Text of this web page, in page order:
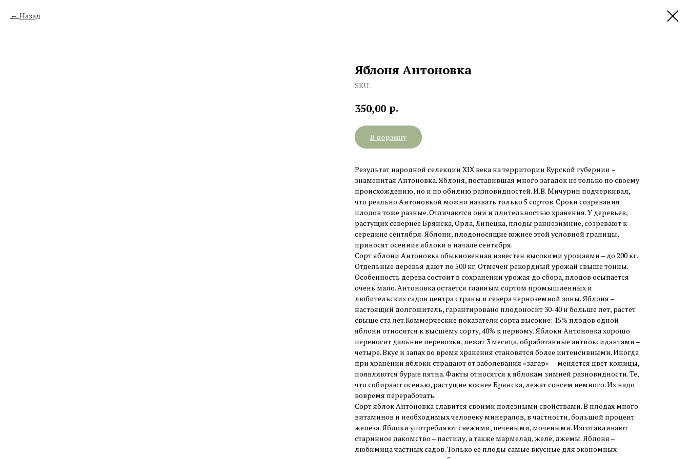
Назад
Яблоня Антоновка
SKU:
350,00 р.
В корзину
Результат народной селекции XIX века на территории Курской губернии –
знаменитая Антоновка. Яблоня, поставившая много загадок не только по своему
происхождению, но и по обилию разновидностей. И.В. Мичурин подчеркивал,
что реально Антоновкой можно назвать только 5 сортов. Сроки созревания
плодов тоже разные. Отличаются они и длительностью хранения. У деревьев,
растущих севернее Брянска, Орла, Липецка, плоды раннезимние, созревают к
середине сентября. Яблони, плодоносящие южнее этой условной границы,
приносят осенние яблоки в начале сентября.
Сорт яблони Антоновка обыкновенная известен высокими урожаями – до 200 кг.
Отдельные деревья дают по 500 кг. Отмечен рекордный урожай свыше тонны.
Особенность дерева состоит в сохранении урожая до сбора, плодов осыпается
очень мало. Антоновка остается главным сортом промышленных и
любительских садов центра страны и севера черноземной зоны. Яблоня –
настоящий долгожитель, гарантировано плодоносит 30-40 и больше лет, растет
свыше ста лет.Коммерческие показатели сорта высокие: 15% плодов одной
яблони относятся к высшему сорту, 40% к первому. Яблоки Антоновка хорошо
переносят дальние перевозки, лежат 3 месяца, обработанные антиоксидантами –
четыре. Вкус и запах во время хранения становятся более интенсивными. Иногда
при хранении яблоки страдают от заболевания «загар» — меняется цвет кожицы,
появляются бурые пятна. Факты относятся к яблокам зимней разновидности. Те,
что собирают осенью, растущие южнее Брянска, лежат совсем немного. Их надо
вовремя переработать.
Сорт яблок Антоновка славится своими полезными свойствами. В плодах много
витаминов и необходимых человеку минералов, в частности, большой процент
железа. Яблоки употребляют свежими, печеными, мочеными. Изготавливают
старинное лакомство – пастилу, а также мармелад, желе, джемы. Яблоня –
любимица частных садов. Только ее плоды самые вкусные для экономных